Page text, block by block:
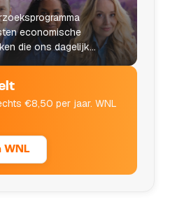
economische
die ons dagelijks
€8,50 per jaar. WNL
WNL